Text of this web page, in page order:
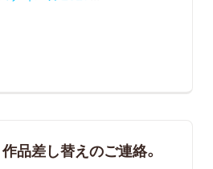
品差し替えのご連絡。